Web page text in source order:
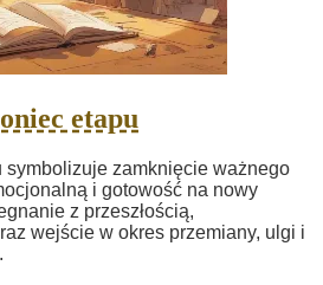
etapu
symbolizuje zamknięcie ważnego
i gotowość na nowy
z przeszłością,
wejście w okres przemiany, ulgi i